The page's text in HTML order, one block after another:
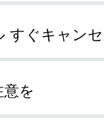
すぐキャン
を